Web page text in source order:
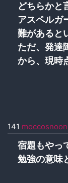
どちらかと
アスペルガ
難があると
ただ、発達
から、現時
141 moccosnoon
宿題もやっ
勉強の意味